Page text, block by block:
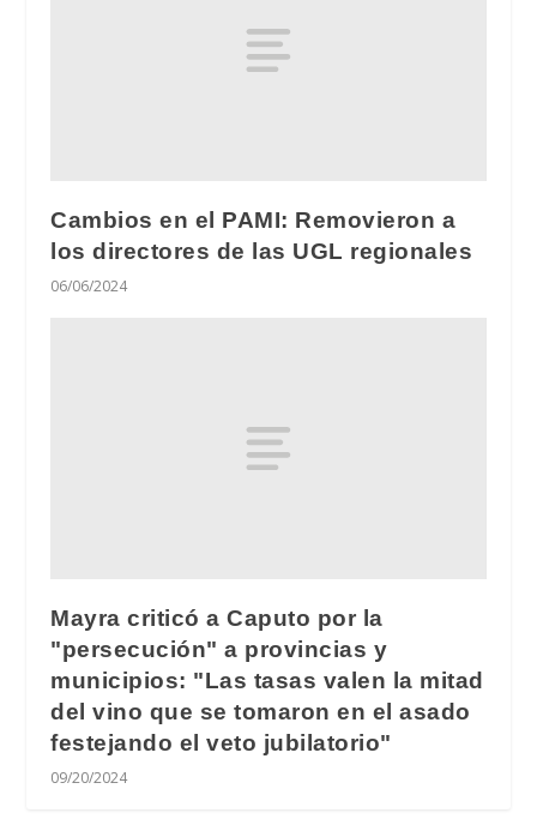
Cambios en el PAMI: Removieron a
los directores de las UGL regionales
06/06/2024
Mayra criticó a Caputo por la
"persecución" a provincias y
municipios: "Las tasas valen la mitad
del vino que se tomaron en el asado
festejando el veto jubilatorio"
09/20/2024